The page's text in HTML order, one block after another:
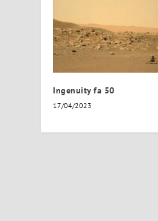
Ingenuity fa 50
17/04/2023